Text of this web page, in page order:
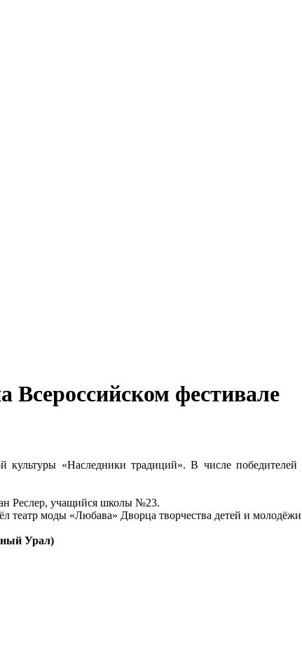
фестивале
культуры «Наследники традиций». В числе
Реслер, учащийся школы №23.
моды «Любава» Дворца творчества детей и
Урал)